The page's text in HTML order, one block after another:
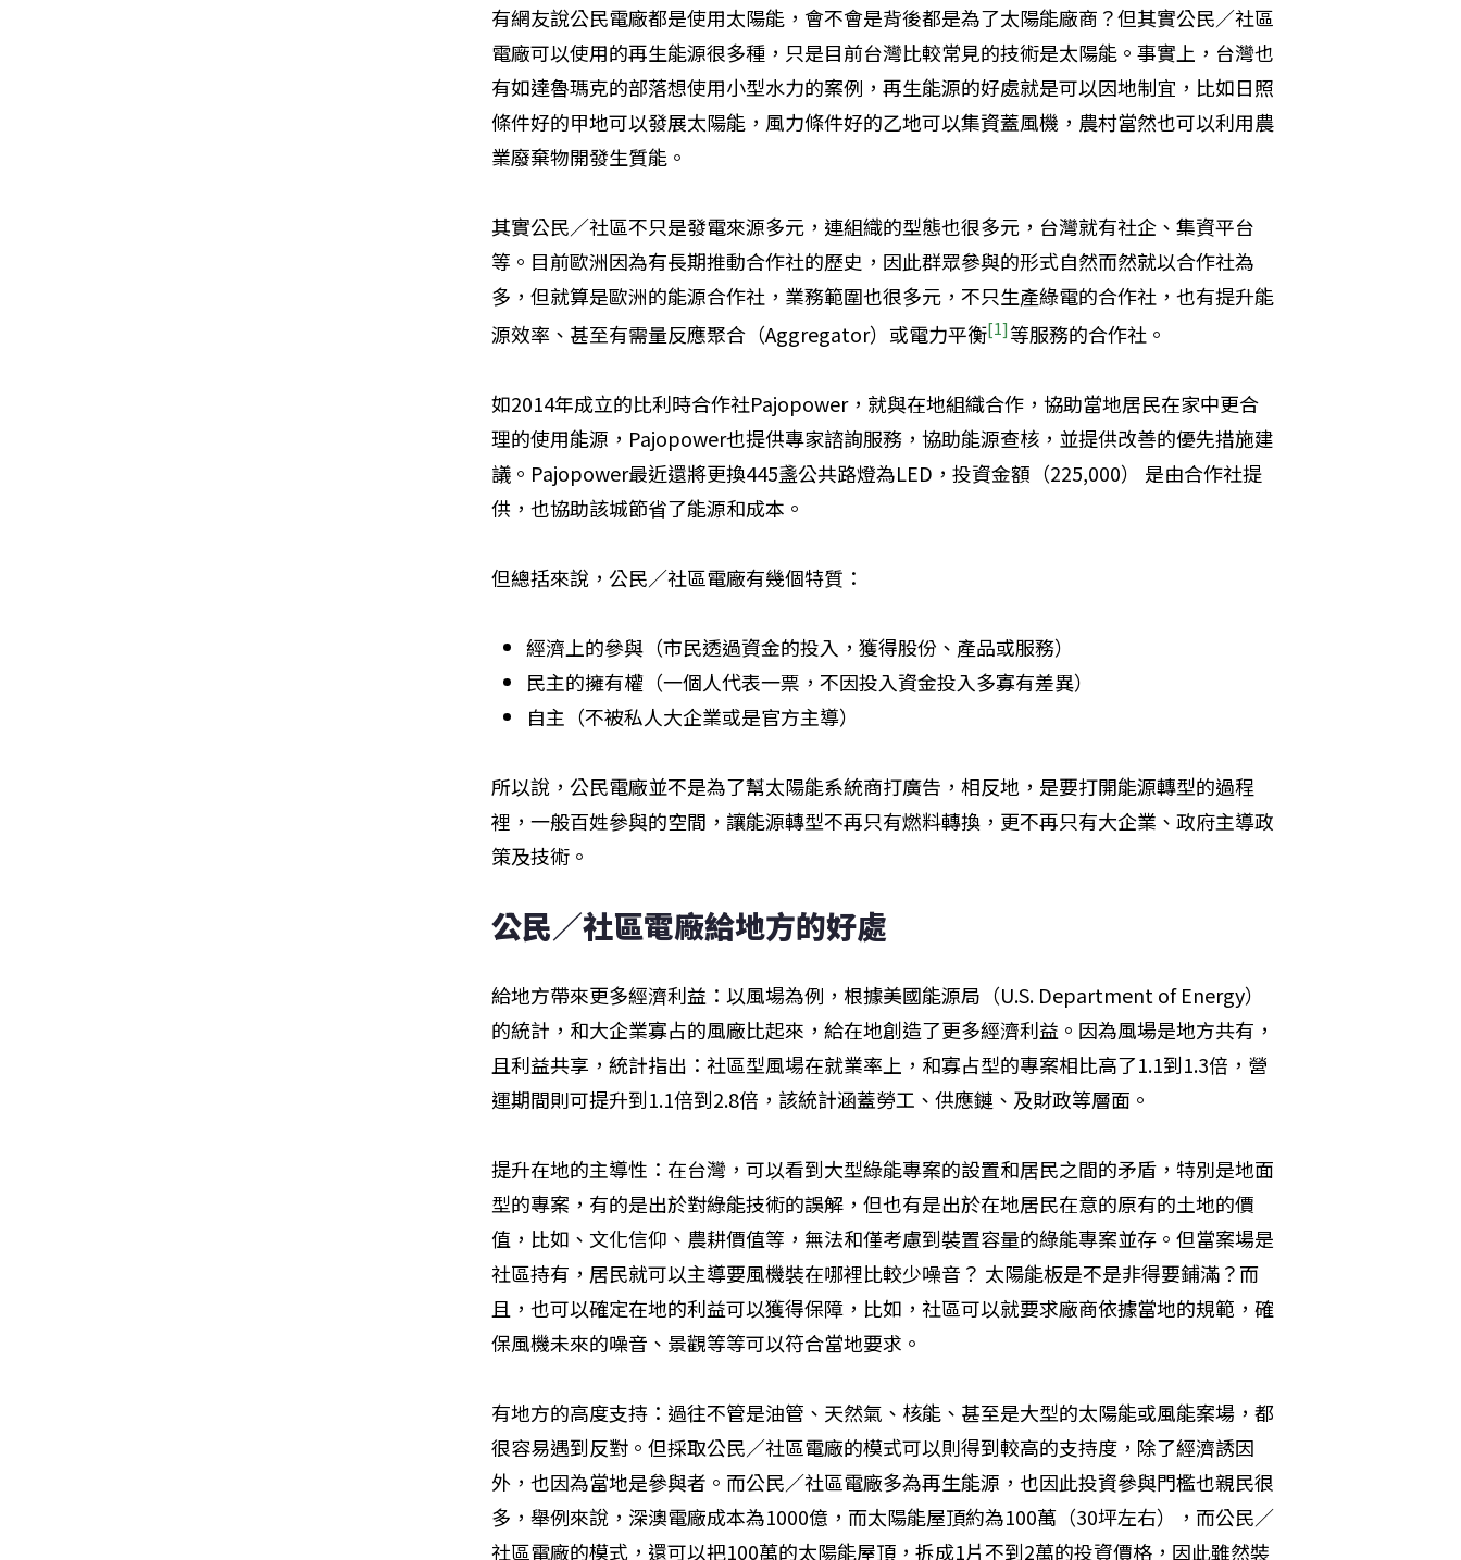
有網友說公民電廠都是使用太陽能，會不會是背後都是為了太陽能廠商？但其實公民／社區
電廠可以使用的再生能源很多種，只是目前台灣比較常見的技術是太陽能。事實上，台灣也
有如達魯瑪克的部落想使用小型水力的案例，再生能源的好處就是可以因地制宜，比如日照
條件好的甲地可以發展太陽能，風力條件好的乙地可以集資蓋風機，農村當然也可以利用農
業廢棄物開發生質能。
其實公民／社區不只是發電來源多元，連組織的型態也很多元，台灣就有社企、集資平台
等。目前歐洲因為有長期推動合作社的歷史，因此群眾參與的形式自然而然就以合作社為
多，但就算是歐洲的能源合作社，業務範圍也很多元，不只生產綠電的合作社，也有提升能
源效率、甚至有需量反應聚合（Aggregator）或電力平衡[1]等服務的合作社。
如2014年成立的比利時合作社Pajopower，就與在地組織合作，協助當地居民在家中更合
理的使用能源，Pajopower也提供專家諮詢服務，協助能源查核，並提供改善的優先措施建
議。Pajopower最近還將更換445盞公共路燈為LED，投資金額（225,000） 是由合作社提
供，也協助該城節省了能源和成本。
但總括來說，公民／社區電廠有幾個特質：
經濟上的參與（市民透過資金的投入，獲得股份、產品或服務）
民主的擁有權（一個人代表一票，不因投入資金投入多寡有差異）
自主（不被私人大企業或是官方主導）
所以說，公民電廠並不是為了幫太陽能系統商打廣告，相反地，是要打開能源轉型的過程
裡，一般百姓參與的空間，讓能源轉型不再只有燃料轉換，更不再只有大企業、政府主導政
策及技術。
公民／社區電廠給地方的好處
給地方帶來更多經濟利益：以風場為例，根據美國能源局（U.S. Department of Energy）
的統計，和大企業寡占的風廠比起來，給在地創造了更多經濟利益。因為風場是地方共有，
且利益共享，統計指出：社區型風場在就業率上，和寡占型的專案相比高了1.1到1.3倍，營
運期間則可提升到1.1倍到2.8倍，該統計涵蓋勞工、供應鏈、及財政等層面。
提升在地的主導性：在台灣，可以看到大型綠能專案的設置和居民之間的矛盾，特別是地面
型的專案，有的是出於對綠能技術的誤解，但也有是出於在地居民在意的原有的土地的價
值，比如、文化信仰、農耕價值等，無法和僅考慮到裝置容量的綠能專案並存。但當案場是
社區持有，居民就可以主導要風機裝在哪裡比較少噪音？ 太陽能板是不是非得要鋪滿？而
且，也可以確定在地的利益可以獲得保障，比如，社區可以就要求廠商依據當地的規範，確
保風機未來的噪音、景觀等等可以符合當地要求。
有地方的高度支持：過往不管是油管、天然氣、核能、甚至是大型的太陽能或風能案場，都
很容易遇到反對。但採取公民／社區電廠的模式可以則得到較高的支持度，除了經濟誘因
外，也因為當地是參與者。而公民／社區電廠多為再生能源，也因此投資參與門檻也親民很
多，舉例來說，深澳電廠成本為1000億，而太陽能屋頂約為100萬（30坪左右），而公民／
社區電廠的模式，還可以把100萬的太陽能屋頂，拆成1片不到2萬的投資價格，因此雖然裝